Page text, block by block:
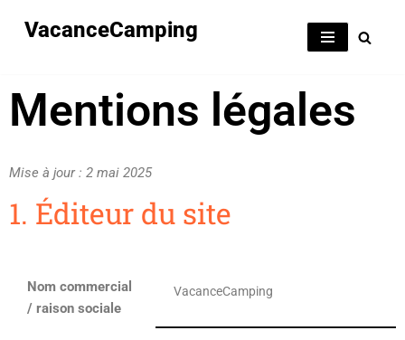
contenu
VacanceCamping
Mentions légales
Mise à jour : 2 mai 2025
1. Éditeur du site
Nom commercial
/ raison sociale
VacanceCamping